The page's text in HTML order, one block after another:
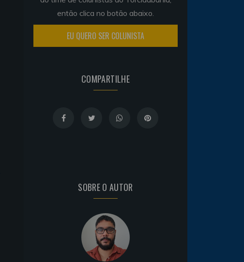
então clica no botão abaixo.
EU QUERO SER COLUNISTA
COMPARTILHE
SOBRE O AUTOR